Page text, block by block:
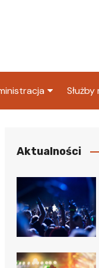
Skarbowy
Służby
Policja
Aktualności